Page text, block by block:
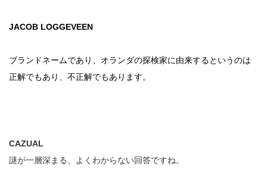
JACOB LOGGEVEEN
ブランドネームであり、オランダの探検家に由来するというのは
正解でもあり、不正解でもあります。
CAZUAL
謎が一層深まる、よくわからない回答ですね。